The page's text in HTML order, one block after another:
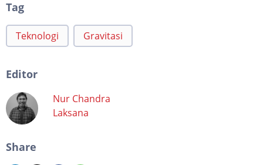
Tag
Teknologi Gravitasi
Editor
Nur Chandra
Laksana
Share